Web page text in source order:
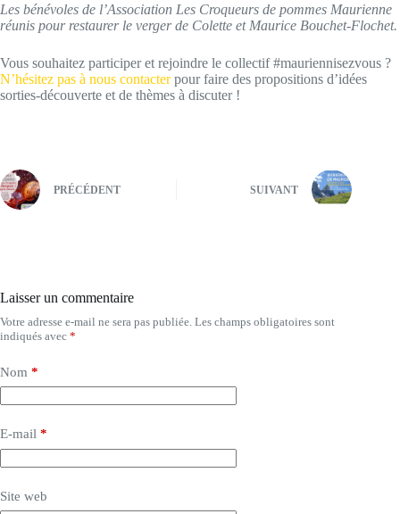
Les bénévoles de l’Association Les Croqueurs de pommes Maurienne
réunis pour restaurer le verger de Colette et Maurice Bouchet-Flochet.
Vous souhaitez participer et rejoindre le collectif #mauriennisezvous ?
N’hésitez pas à nous contacterpour faire des propositions d’idées
sorties-découverte et de thèmes à discuter !
PRÉCÉDENT SUIVANT
Laisser un commentaire
Votre adresse e-mail ne sera pas publiée. Les champs obligatoires sont
indiqués avec *
Nom *
E-mail *
Site web